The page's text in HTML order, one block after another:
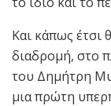
Και κάπως έτσι
διαδρομή, στο
του Δημήτρη
μια πρώτη